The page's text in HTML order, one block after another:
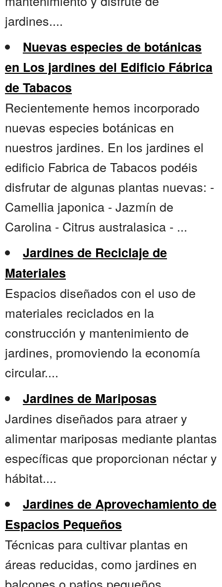
jardines....
Nuevas especies de botánicas
en Los jardines del Edificio Fábrica
de Tabacos
Recientemente hemos incorporado
nuevas especies botánicas en
nuestros jardines. En los jardines el
edificio Fabrica de Tabacos podéis
disfrutar de algunas plantas nuevas: -
Camellia japonica - Jazmín de
Carolina - Citrus australasica - ...
Jardines de Reciclaje de
Materiales
Espacios diseñados con el uso de
materiales reciclados en la
construcción y mantenimiento de
jardines, promoviendo la economía
circular....
Jardines de Mariposas
Jardines diseñados para atraer y
alimentar mariposas mediante plantas
específicas que proporcionan néctar y
hábitat....
Jardines de Aprovechamiento de
Espacios Pequeños
Técnicas para cultivar plantas en
áreas reducidas, como jardines en